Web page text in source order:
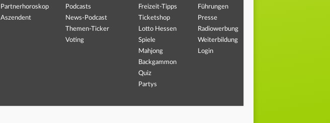
Partnerhoroskop
Aszendent
Podcasts
News-Podcast
Themen-Ticker
Voting
Freizeit-Tipps
Ticketshop
Lotto Hessen
Spiele
Mahjong
Backgammon
Quiz
Partys
Führungen
Presse
Radiowerbung
Weiterbildung
Login